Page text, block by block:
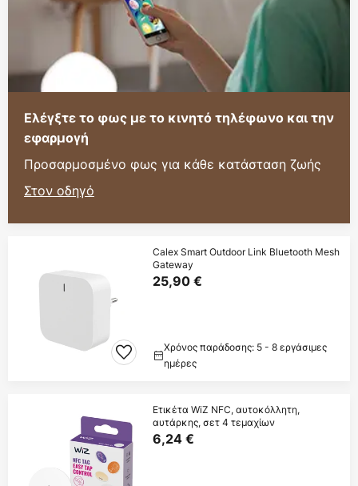
Ελέγξτε το φως με το κινητό τηλέφωνο και την
εφαρμογή
Προσαρμοσμένο φως για κάθε κατάσταση ζωής
Στον οδηγό
Calex Smart Outdoor Link Bluetooth Mesh
Gateway
25,90 €
Χρόνος παράδοσης: 5 - 8 εργάσιμες
ημέρες
Ετικέτα WiZ NFC, αυτοκόλλητη,
αυτάρκης, σετ 4 τεμαχίων
6,24 €